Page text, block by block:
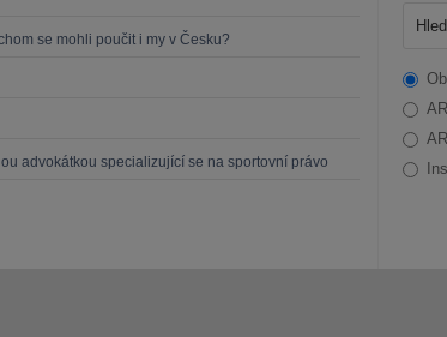
se mohli poučit i my v Česku?
advokátkou specializující se na sportovní právo